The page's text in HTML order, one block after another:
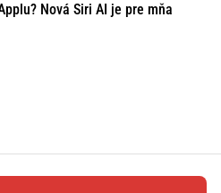
Nová Siri AI je pre mňa